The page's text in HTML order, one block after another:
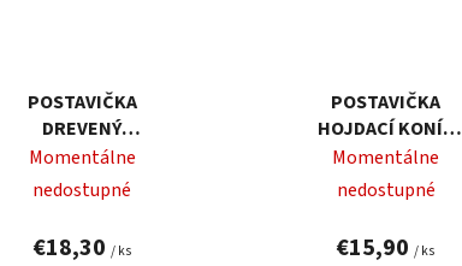
POSTAVIČKA
DREVENÝ
LUSKÁČIK ZELENÝ
38 CM
Momentálne
nedostupné
€18,30 / ks
POSTAVIČKA
HOJDACÍ KONÍK
DREVO 27,5X19X5,2
CM
Momentálne
nedostupné
€15,90/ ks